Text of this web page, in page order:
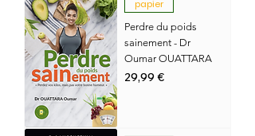
papier
Perdre du poids
sainement - Dr
Oumar OUATTARA
Prix
29,99 €